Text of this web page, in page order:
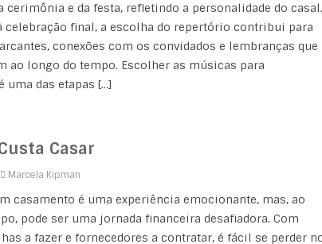
cerimônia e da festa, refletindo a personalidade do casal.
celebração final, a escolha do repertório contribui para
conexões com os convidados e lembranças que
ao longo do tempo. Escolher as músicas para
uma das etapas […]
Casar
Marcela Kipman
casamento é uma experiência emocionante, mas, ao
pode ser uma jornada financeira desafiadora. Com
a fazer e fornecedores a contratar, é fácil se perder